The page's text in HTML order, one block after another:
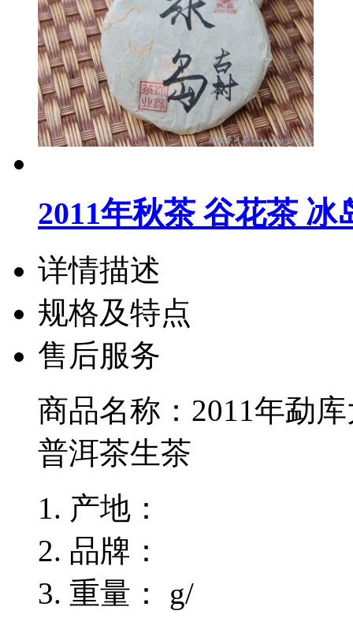
2011年秋茶 谷花茶 冰
详情描述
规格及特点
售后服务
商品名称： 2011年勐
普洱茶生茶
产地：
品牌：
重量：
g/